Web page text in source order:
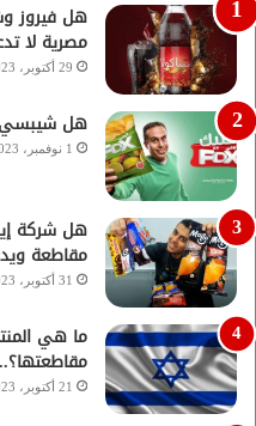
هل فيروز
مصرية لا
29 أكتوبر، 2023
هل شيبسي
1 نوفمبر، 2023
هل شركة
مقاطعة
31 أكتوبر، 2023
ما هي
مقاطعتها؟.. 65 منتج تقدر تستغنى عنهم
21 أكتوبر، 2023